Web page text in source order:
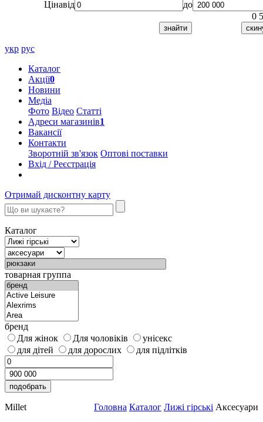
Цінавід
до
0
укр рус
Каталог
Акції0
Новини
Медіа
Фото Відео Статті
Адреси магазинів1
Вакансії
Контакти
Зворотній зв'язок Оптові поставки
Вхід / Реєстрація
Отримай дисконтну карту
Каталог
товарная группа
бренд
Для жінок
Для чоловіків
унісекс
для дітей
для дорослих для підлітків
Millet Головна Каталог Лижі гірські Аксесуари